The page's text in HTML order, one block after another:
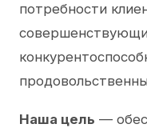
потребности
Наша цель —